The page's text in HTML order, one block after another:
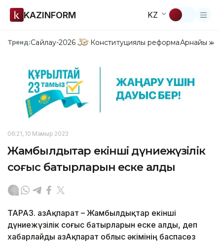
KAZINFORM KZ
Тренд:Сайлау-2026 Конституциялық реформаАрнайы
06:21, 10 Мамыр 2023
Жамбылдықтар екінші дүниежүзілік
соғыс батырларын еске алды
ТАРАЗ. ҚазАқпарат – Жамбылдықтар екінші
дүниежүзілік соғыс батырларын еске алды, деп
хабарлайды ҚазАқпарат облыс әкімінің баспасөз